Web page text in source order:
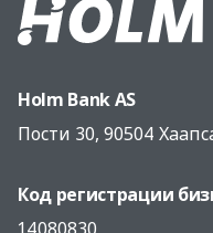
Holm Bank AS
Пости 30, 90504
Код регистрации